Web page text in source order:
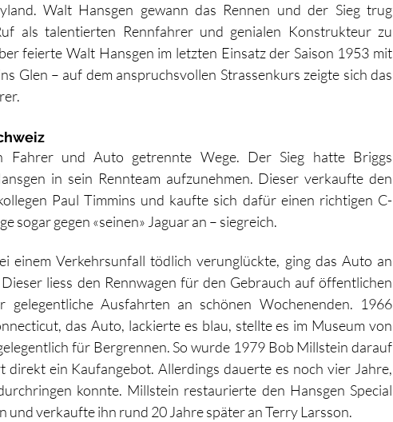
Walt Hansgen gewann das Rennen und der Sieg trug
als talentierten Rennfahrer und genialen Konstrukteur zu
feierte Walt Hansgen im letzten Einsatz der Saison 1953 mit
Glen – auf dem anspruchsvollen Strassenkurs zeigte sich das
Fahrer und Auto getrennte Wege. Der Sieg hatte Briggs
in sein Rennteam aufzunehmen. Dieser verkaufte den
Paul Timmins und kaufte sich dafür einen richtigen C-
sogar gegen «seinen» Jaguar an – siegreich.
einem Verkehrsunfall tödlich verunglückte, ging das Auto an
liess den Rennwagen für den Gebrauch auf öffentlichen
Ausfahrten an schönen Wochenenden. 1966
das Auto, lackierte es blau, stellte es im Museum von
für Bergrennen. So wurde 1979 Bob Millstein darauf
direkt ein Kaufangebot. Allerdings dauerte es noch vier Jahre,
konnte. Millstein restaurierte den Hansgen Special
und verkaufte ihn rund 20 Jahre später an Terry Larsson.